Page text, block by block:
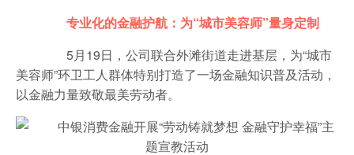
专业化的金融护航：为“城市美容师”量身定制
5月19日，公司联合外滩街道走进基层，为“城市
美容师”环卫工人群体特别打造了一场金融知识普及活动，
以金融力量致敬最美劳动者。